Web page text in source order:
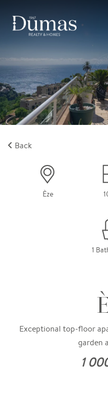
Back
Èze
1
Exceptional top-floor
garden
1